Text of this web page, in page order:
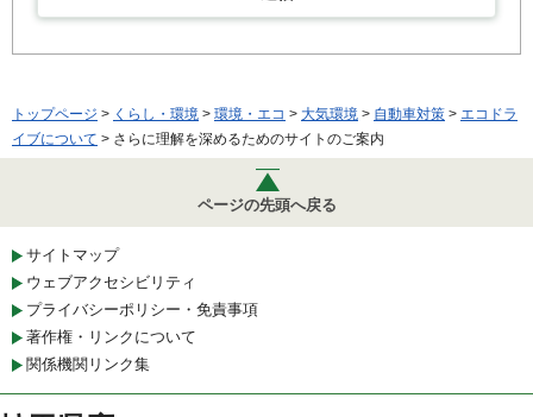
トップページ > くらし・環境 > 環境・エコ > 大気環境 > 自動車対策 > エコドラ
イブについて > さらに理解を深めるためのサイトのご案内
ページの先頭へ戻る
サイトマップ
ウェブアクセシビリティ
プライバシーポリシー・免責事項
著作権・リンクについて
関係機関リンク集